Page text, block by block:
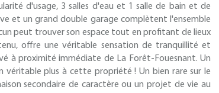
d'usage, 3 salles d'eau et 1 salle de bain et de
et un grand double garage complètent l'ensemble
peut trouver son espace tout en profitant de lieux
offre une véritable sensation de tranquillité et
à proximité immédiate de La Forêt-Fouesnant. Un
plus à cette propriété ! Un bien rare sur le
secondaire de caractère ou un projet de vie au